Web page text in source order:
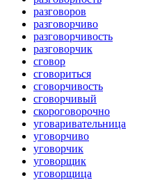
разговоров
разговорчиво
разговорчивость
разговорчик
сговор
сговориться
сговорчивость
сговорчивый
скороговорочно
уговаривательница
уговорчиво
уговорчик
уговорщик
уговорщица